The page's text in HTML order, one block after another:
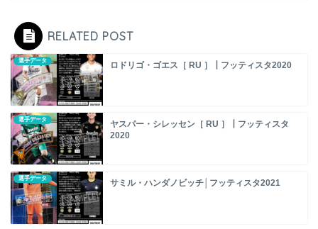
RELATED POST
選手データ ロドリゴ・ゴエス［ RU ］┃フッティスタ2020
選手データ
ヤスパー・シレッセン［ RU ］┃フッティスタ
2020
選手データ サミル・ハンダノビッチ│フッティスタ2021